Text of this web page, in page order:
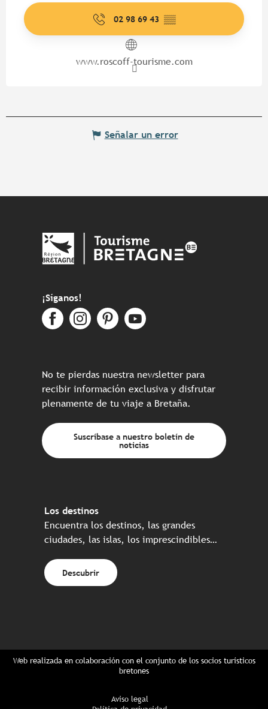
02 98 69 43 ▒▒
www.roscoff-tourisme.com
Señalar un error
¡Síganos!
No te pierdas nuestra newsletter para
recibir información exclusiva y disfrutar
plenamente de tu viaje a Bretaña.
Suscríbase a nuestro boletín de
noticias
Los destinos
Encuentra los destinos, las grandes
ciudades, las islas, los imprescindibles…
Descubrir
Web realizada en colaboración con el conjunto de los socios turísticos
bretones
Aviso legal